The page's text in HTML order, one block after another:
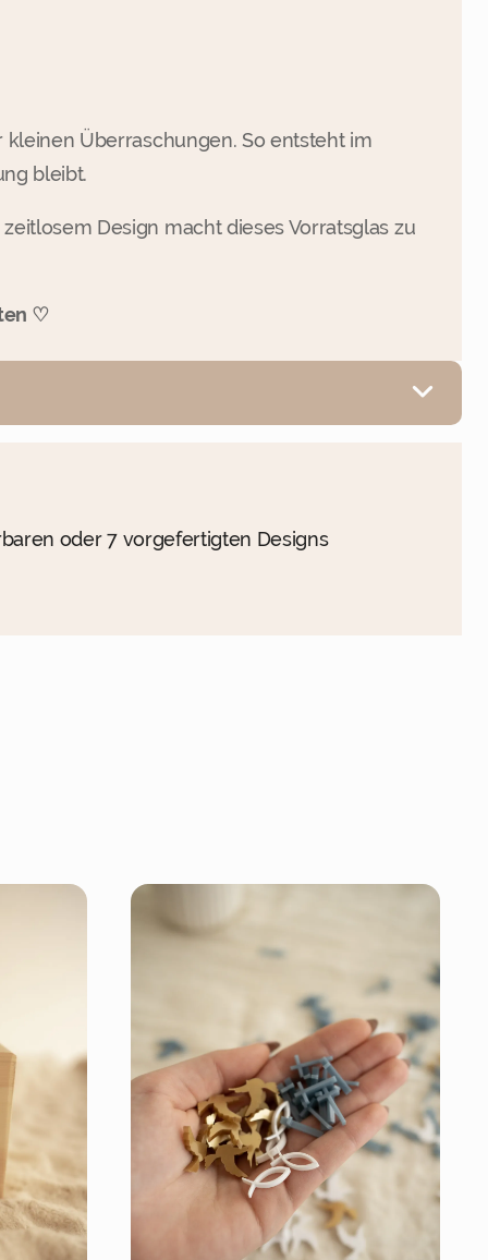
Überraschungen. So entsteht im
bleibt.
Design macht dieses Vorratsglas zu
♡
oder 7 vorgefertigten Designs